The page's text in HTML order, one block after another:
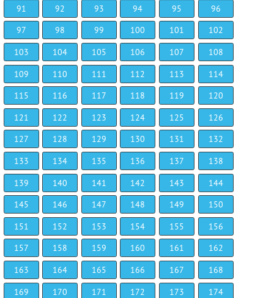
91
92 93 94 95
96
97
98 99 100 101
102
103
104 105 106 107
108
109
110 111 112 113
114
115
116 117 118 119
120
121
122 123 124 125
126
127
128 129 130 131
132
133
134 135 136 137
138
139
140 141 142 143
144
145
146 147 148 149
150
151
152 153 154 155
156
157
158 159 160 161
162
163
164 165 166 167
168
169
170 171 172 173
174